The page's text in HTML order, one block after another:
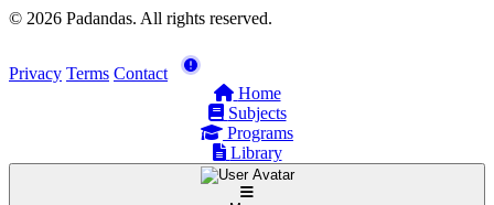
© 2026 Padandas. All rights reserved.
Privacy Terms Contact
Home
Subjects
Programs
Library